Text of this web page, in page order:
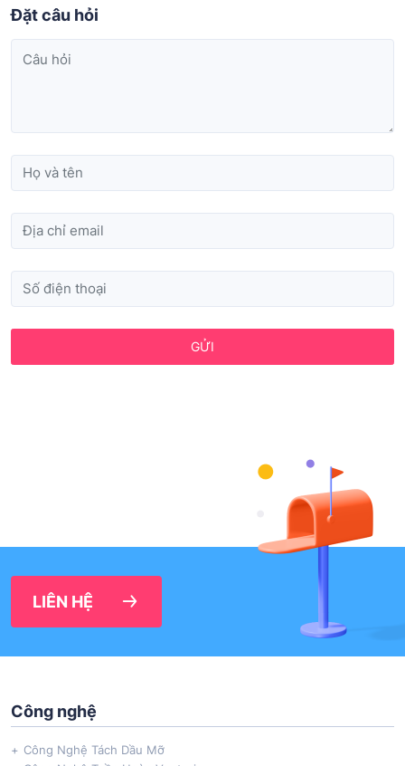
Đặt câu hỏi
GỬI
LIÊN HỆ
Công nghệ
Công Nghệ Tách Dầu Mỡ